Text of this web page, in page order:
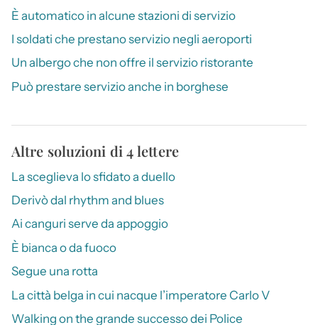
È automatico in alcune stazioni di servizio
I soldati che prestano servizio negli aeroporti
Un albergo che non offre il servizio ristorante
Può prestare servizio anche in borghese
Altre soluzioni di 4 lettere
La sceglieva lo sfidato a duello
Derivò dal rhythm and blues
Ai canguri serve da appoggio
È bianca o da fuoco
Segue una rotta
La città belga in cui nacque l’imperatore Carlo V
Walking on the grande successo dei Police